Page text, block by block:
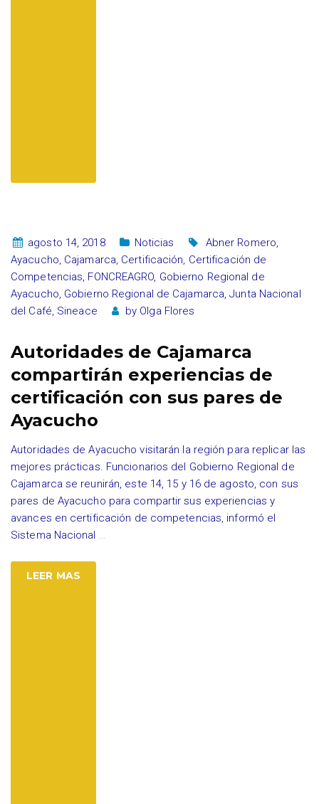
agosto 14, 2018 Noticias Abner Romero,
Ayacucho, Cajamarca, Certificación, Certificación de
Competencias, FONCREAGRO, Gobierno Regional de
Ayacucho, Gobierno Regional de Cajamarca,Junta Nacional
del Café, Sineace by Olga Flores
Autoridades de Cajamarca
compartirán experiencias de
certificación con sus pares de
Ayacucho
Autoridades de Ayacucho visitarán la región para replicar las
mejores prácticas. Funcionarios del Gobierno Regional de
Cajamarca se reunirán, este 14, 15 y 16 de agosto, con sus
pares de Ayacucho para compartir sus experiencias y
avances en certificación de competencias, informó el
Sistema Nacional …
LEER MAS